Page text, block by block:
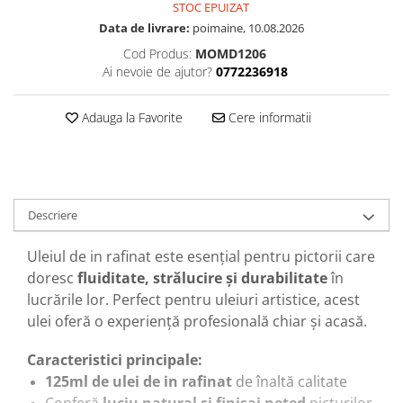
STOC EPUIZAT
Data de livrare: poimaine, 10.08.2026
Cod Produs: MOMD1206
Ai nevoie de ajutor? 0772236918
Adauga la Favorite Cere informatii
Descriere
Uleiul de in rafinat este esențial pentru pictorii care
doresc fluiditate, strălucire și durabilitateîn
lucrările lor. Perfect pentru uleiuri artistice, acest
ulei oferă o experiență profesională chiar și acasă.
Caracteristici principale:
125ml de ulei de in rafinat de înaltă calitate